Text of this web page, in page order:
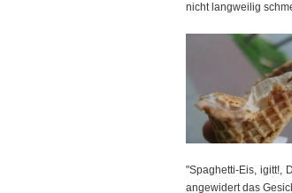
nicht langweilig
"Spaghetti-Eis, igitt!,
angewidert das